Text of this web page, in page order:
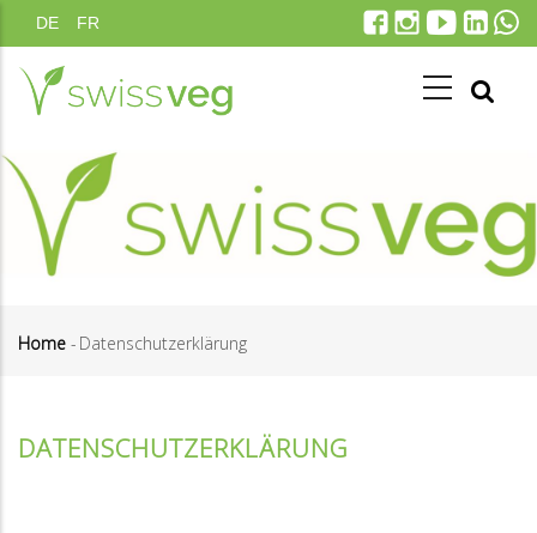
Direkt
zum
Inhalt
DE FR
Home - Datenschutzerklärung
DATENSCHUTZERKLÄRUNG